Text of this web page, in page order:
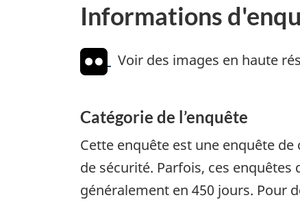
Informations
Voir des images en haute
Catégorie de l’enquête
Cette enquête est une enquête
de sécurité. Parfois, ces
généralement en 450 jours. Pour